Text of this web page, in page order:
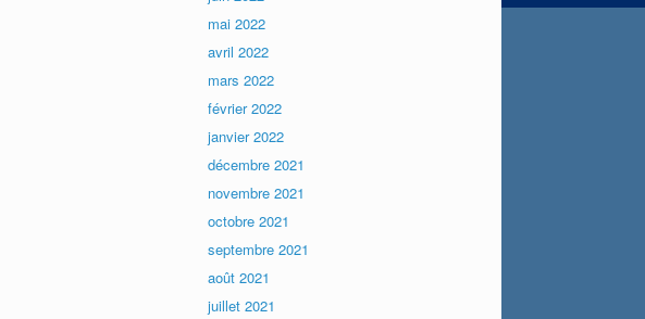
mai 2022
avril 2022
mars 2022
février 2022
janvier 2022
décembre 2021
novembre 2021
octobre 2021
septembre 2021
août 2021
juillet 2021